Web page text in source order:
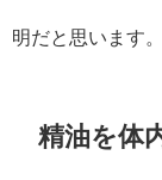
明だと思います。
精油を体